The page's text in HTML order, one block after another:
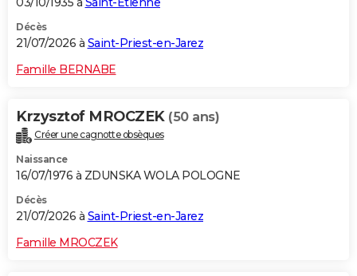
Décès
21/07/2026 à Saint-Priest-en-Jarez
Famille BERNABE
Krzysztof MROCZEK (50 ans)
Créer une cagnotte obsèques
Naissance
16/07/1976 à ZDUNSKA WOLA POLOGNE
Décès
21/07/2026 à Saint-Priest-en-Jarez
Famille MROCZEK